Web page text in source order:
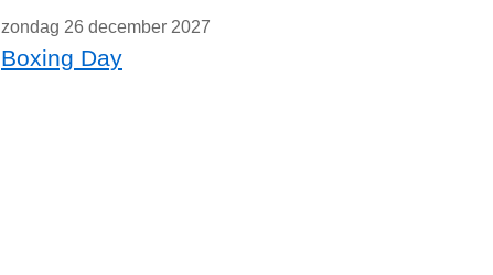
zondag 26 december 2027
Boxing Day